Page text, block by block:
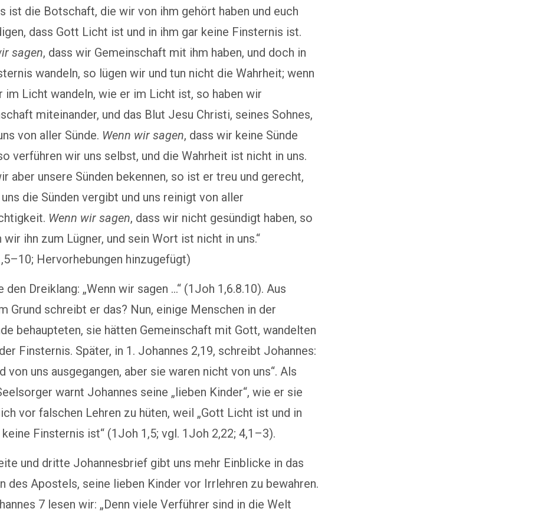
ist die Botschaft, die wir von ihm gehört haben und euch
dass Gott Licht ist und in ihm gar keine Finsternis ist.
sagen, dass wir Gemeinschaft mit ihm haben, und doch in
wandeln, so lügen wir und tun nicht die Wahrheit; wenn
im Licht wandeln, wie er im Licht ist, so haben wir
miteinander, und das Blut Jesu Christi, seines Sohnes,
von aller Sünde. Wenn wir sagen, dass wir keine Sünde
verführen wir uns selbst, und die Wahrheit ist nicht in uns.
aber unsere Sünden bekennen, so ist er treu und gerecht,
die Sünden vergibt und uns reinigt von aller
Wenn wir sagen, dass wir nicht gesündigt haben, so
wir ihn zum Lügner, und sein Wort ist nicht in uns.“
Hervorhebungen hinzugefügt)
den Dreiklang: „Wenn wir sagen …“ (1Joh 1,6.8.10). Aus
Grund schreibt er das? Nun, einige Menschen in der
behaupteten, sie hätten Gemeinschaft mit Gott, wandelten
Finsternis. Später, in 1. Johannes 2,19, schreibt Johannes:
von uns ausgegangen, aber sie waren nicht von uns“. Als
warnt Johannes seine „lieben Kinder“, wie er sie
vor falschen Lehren zu hüten, weil „Gott Licht ist und in
keine Finsternis ist“ (1Joh 1,5; vgl. 1Joh 2,22; 4,1–3).
und dritte Johannesbrief gibt uns mehr Einblicke in das
des Apostels, seine lieben Kinder vor Irrlehren zu bewahren.
7 lesen wir: „Denn viele Verführer sind in die Welt